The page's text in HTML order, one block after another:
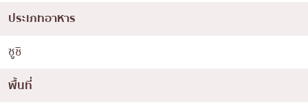
ประเภทอาหาร
ซูชิ
พื้นที่